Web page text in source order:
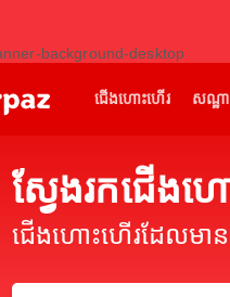
ជើងហោះហើរ សណ្ឋា
ស្វែងរកជើង
ជើងហោះហើរដែលមា